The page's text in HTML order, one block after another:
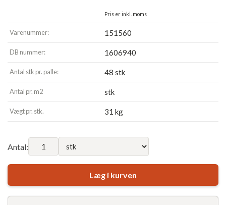
Pris er inkl. moms
Varenummer: 151560
DB nummer: 1606940
Antal stk pr. palle: 48 stk
Antal pr. m2 stk
Vægt pr. stk. 31 kg
Antal:
Læg i kurven